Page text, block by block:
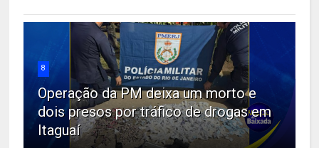
8
Operação da PM deixa um morto e
dois presos por tráfico de drogas em
Itaguaí